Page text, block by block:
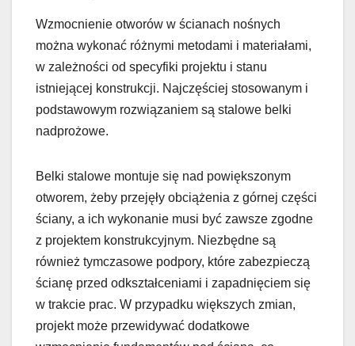
Wzmocnienie otworów w ścianach nośnych
można wykonać różnymi metodami i materiałami,
w zależności od specyfiki projektu i stanu
istniejącej konstrukcji. Najczęściej stosowanym i
podstawowym rozwiązaniem są stalowe belki
nadprożowe.
Belki stalowe montuje się nad powiększonym
otworem, żeby przejęły obciążenia z górnej części
ściany, a ich wykonanie musi być zawsze zgodne
z projektem konstrukcyjnym. Niezbędne są
również tymczasowe podpory, które zabezpieczą
ścianę przed odkształceniami i zapadnięciem się
w trakcie prac. W przypadku większych zmian,
projekt może przewidywać dodatkowe